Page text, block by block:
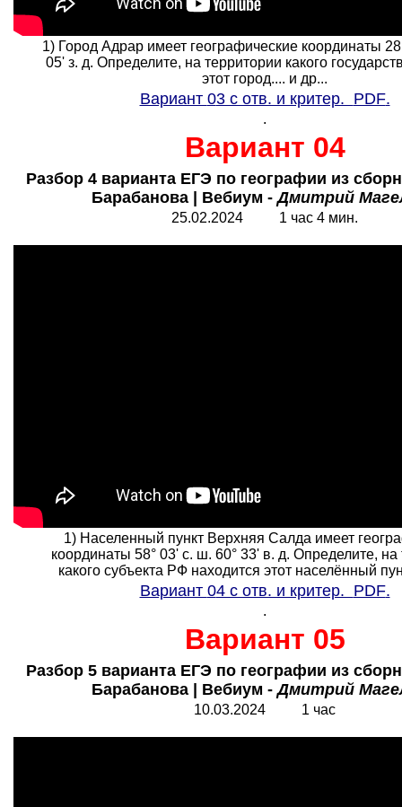
1) Город Адрар имеет географические координаты
05' з. д. Определите, на территории какого
этот город.... и др...
Вариант 03 с отв. и критер. PDF.
.
Вариант 04
Разбор 4 варианта ЕГЭ по географии из
Барабанова | Вебиум -Дмитрий
25.02.2024 1 час 4 мин.
1) Населенный пункт Верхняя Салда имеет
координаты 58° 03' с. ш. 60° 33' в. д. Определите, на
какого субъекта РФ находится этот населённый
Вариант 04 с отв. и критер. PDF.
.
Вариант 05
Разбор 5 варианта ЕГЭ по географии из
Барабанова | Вебиум -Дмитрий
10.03.2024 1 час